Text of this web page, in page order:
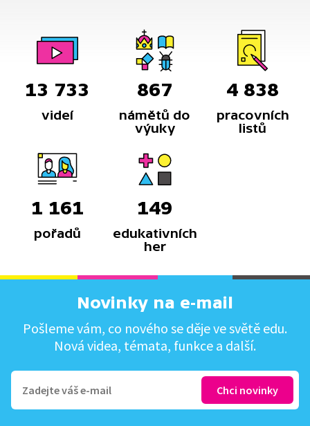
13 733
videí
867
námětů do
výuky
4 838
pracovních
listů
1 161
pořadů
149
edukativních
her
Novinky na e-mail
Pošleme vám, co nového se děje ve světě edu.
Nová videa, témata, funkce a další.